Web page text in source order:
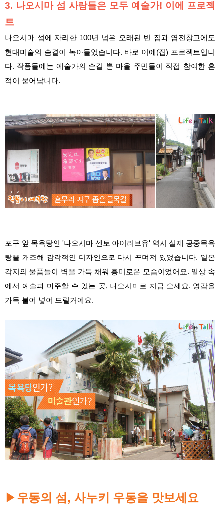
3. 나오시마 섬 사람들은 모두 예술가! 이에 프로젝
트
나오시마 섬에 자리한 100년 넘은 오래된 빈 집과 염전창고에도
현대미술의 숨결이 녹아들었습니다. 바로 이에(집) 프로젝트입니
다. 작품들에는 예술가의 손길 뿐 마을 주민들이 직접 참여한 흔
적이 묻어납니다.
포구 앞 목욕탕인 '나오시마 센토 아이러브유' 역시 실제 공중목욕
탕을 개조해 감각적인 디자인으로 다시 꾸며져 있었습니다. 일본
각지의 물품들이 벽을 가득 채워 흥미로운 모습이었어요. 일상 속
에서 예술과 마주할 수 있는 곳, 나오시마로 지금 오세요. 영감을
가득 불어 넣어 드릴거에요.
▶우동의 섬, 사누키 우동을 맛보세요